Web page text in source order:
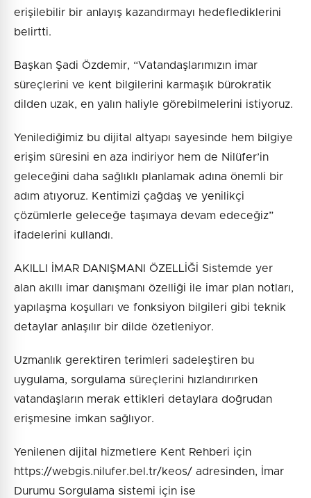
erişilebilir bir anlayış kazandırmayı hedeflediklerini
belirtti.
Başkan Şadi Özdemir, “Vatandaşlarımızın imar
süreçlerini ve kent bilgilerini karmaşık bürokratik
dilden uzak, en yalın haliyle görebilmelerini istiyoruz.
Yenilediğimiz bu dijital altyapı sayesinde hem bilgiye
erişim süresini en aza indiriyor hem de Nilüfer’in
geleceğini daha sağlıklı planlamak adına önemli bir
adım atıyoruz. Kentimizi çağdaş ve yenilikçi
çözümlerle geleceğe taşımaya devam edeceğiz”
ifadelerini kullandı.
AKILLI İMAR DANIŞMANI ÖZELLİĞİ Sistemde yer
alan akıllı imar danışmanı özelliği ile imar plan notları,
yapılaşma koşulları ve fonksiyon bilgileri gibi teknik
detaylar anlaşılır bir dilde özetleniyor.
Uzmanlık gerektiren terimleri sadeleştiren bu
uygulama, sorgulama süreçlerini hızlandırırken
vatandaşların merak ettikleri detaylara doğrudan
erişmesine imkan sağlıyor.
Yenilenen dijital hizmetlere Kent Rehberi için
https://webgis.nilufer.bel.tr/keos/ adresinden, İmar
Durumu Sorgulama sistemi için ise